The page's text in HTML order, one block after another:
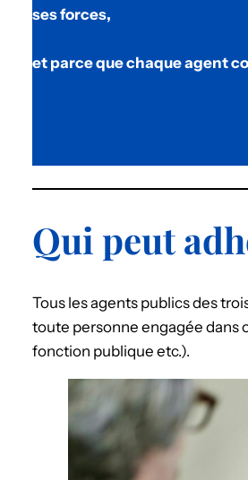
ses forces,
et parce que chaque agent
Qui peut
Tous les agents publics des
toute personne engagée dans
fonction publique etc.).